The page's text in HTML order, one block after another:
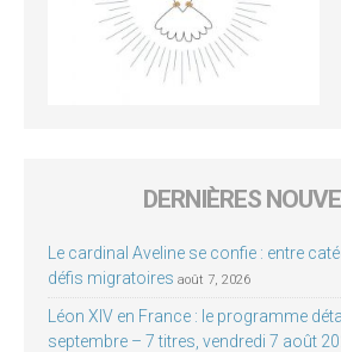
DERNIÈRES
Le cardinal Aveline se confie : entre
défis migratoires août 7, 2026
Léon XIV en France : le programme
septembre – 7 titres, vendredi 7 août